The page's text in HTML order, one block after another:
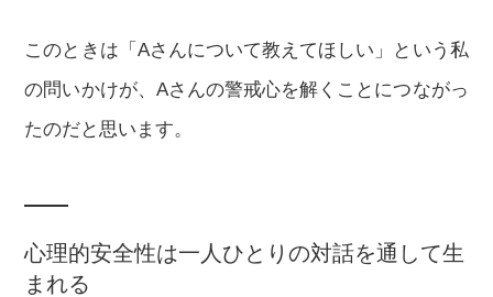
このときは「Aさんについて教えてほしい」という私
の問いかけが、Aさんの警戒心を解くことにつながっ
たのだと思います。
心理的安全性は一人ひとりの対話を通して生
まれる